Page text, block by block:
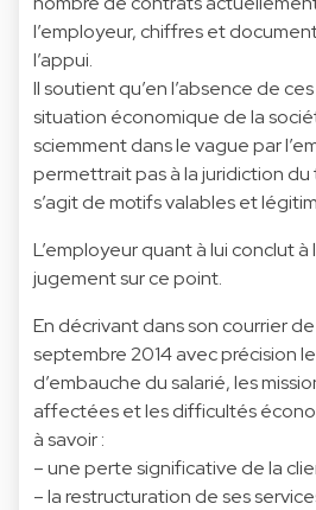
l’employeur, chiffres et
l’appui.
Il soutient qu’en l’absence de
situation économique de la
sciemment dans le vague par
permettrait pas à la juridiction du
s’agit de motifs valables et
L’employeur quant à lui conclut
jugement sur ce point.
En décrivant dans son courrier
septembre 2014 avec précision
d’embauche du salarié, les
affectées et les difficultés
à savoir :
– une perte significative de la
– la restructuration de ses